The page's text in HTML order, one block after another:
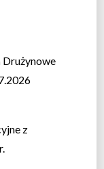
Drużynowe
z